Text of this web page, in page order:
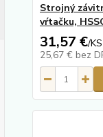
Strojný
vŕtačku,
31,57 €/KS
25,67 € bez